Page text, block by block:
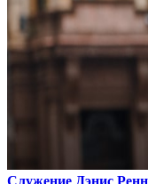
Служение Дэнис